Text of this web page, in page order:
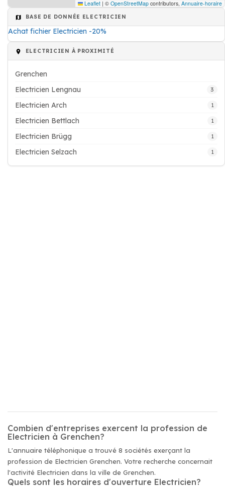
Leaflet | © OpenStreetMap contributors, Annuaire-horaire
BASE DE DONNÉE ELECTRICIEN
Achat fichier Electricien -20%
ELECTRICIEN À PROXIMITÉ
Grenchen
Electricien Lengnau
3
Electricien Arch 1
Electricien Bettlach 1
Electricien Brügg 1
Electricien Selzach 1
Combien d'entreprises exercent la profession de
Electricien à Grenchen?
L'annuaire téléphonique a trouvé 8 sociétés exerçant la
profession de Electricien Grenchen. Votre recherche concernait
l'activité Electricien dans la ville de Grenchen.
Quels sont les horaires d'ouverture Electricien?